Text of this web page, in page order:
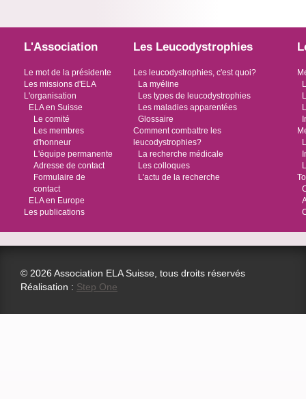
L'Association
Le mot de la présidente
Les missions d'ELA
L'organisation
ELA en Suisse
Le comité
Les membres
d'honneur
L'équipe permanente
Adresse de contact
Formulaire de
contact
ELA en Europe
Les publications
Les Leucodystrophies
Les leucodystrophies, c'est quoi?
La myéline
Les types de leucodystrophies
Les maladies apparentées
Glossaire
Comment combattre les
leucodystrophies?
La recherche médicale
Les colloques
L'actu de la recherche
© 2026 Association ELA Suisse, tous droits réservés
Réalisation : Step One